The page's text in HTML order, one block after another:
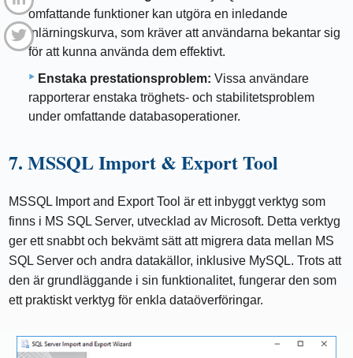
omfattande funktioner kan utgöra en inledande
inlärningskurva, som kräver att användarna bekantar sig
för att kunna använda dem effektivt.
Enstaka prestationsproblem: Vissa användare
rapporterar enstaka tröghets- och stabilitetsproblem
under omfattande databasoperationer.
7. MSSQL Import & Export Tool
MSSQL Import and Export Tool är ett inbyggt verktyg som
finns i MS SQL Server, utvecklad av Microsoft. Detta verktyg
ger ett snabbt och bekvämt sätt att migrera data mellan MS
SQL Server och andra datakällor, inklusive MySQL. Trots att
den är grundläggande i sin funktionalitet, fungerar den som
ett praktiskt verktyg för enkla dataöverföringar.